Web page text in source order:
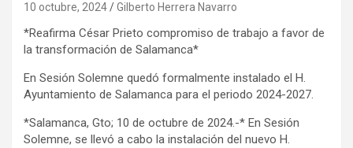
10 octubre, 2024 Gilberto Herrera Navarro
*Reafirma César Prieto compromiso de trabajo a favor de
la transformación de Salamanca*
En Sesión Solemne quedó formalmente instalado el H.
Ayuntamiento de Salamanca para el periodo 2024-2027.
*Salamanca, Gto; 10 de octubre de 2024.-* En Sesión
Solemne, se llevó a cabo la instalación del nuevo H.